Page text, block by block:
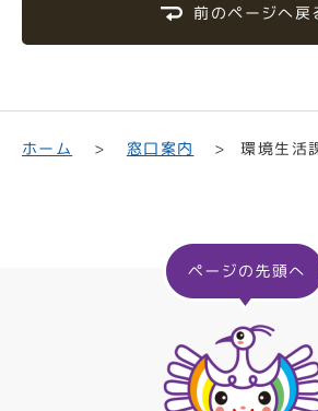
前のページへ戻
ホーム 窓口案内 環境生活